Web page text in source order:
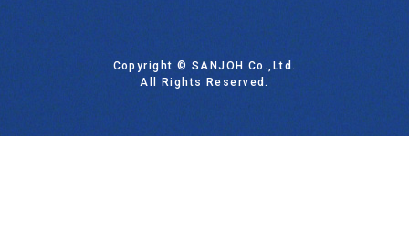
Copyright © SANJOH Co.,Ltd.
All Rights Reserved.